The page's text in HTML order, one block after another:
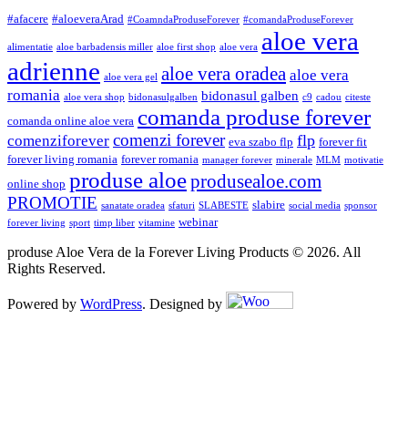
#afacere #aloeveraArad #CoamndaProduseForever #comandaProduseForever
alimentatie aloe barbadensis miller aloe first shop aloe vera aloe vera
adrienne aloe vera gel aloe vera oradea aloe vera
romania aloe vera shop bidonasulgalben bidonasul galben c9 cadou citeste
comanda online aloe vera comanda produse forever
comenziforever comenzi forever eva szabo flp flp forever fit
forever living romania forever romania manager forever minerale MLM motivatie
online shop produse aloeprodusealoe.com
PROMOTIE sanatate oradea sfaturi SLABESTE slabire social media sponsor
forever living sport timp liber vitamine webinar
produse Aloe Vera de la Forever Living Products © 2026. All
Rights Reserved.
Powered by WordPress. Designed by